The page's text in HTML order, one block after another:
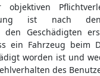
objektiven
ist nach
den Geschädigten
ein Fahrzeug beim
worden ist und
des